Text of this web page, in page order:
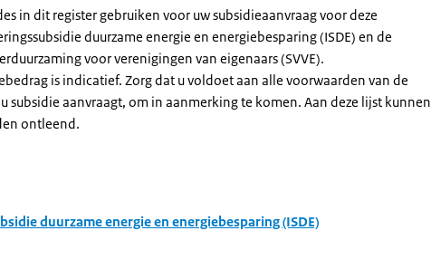
in dit register gebruiken voor uw subsidieaanvraag voor deze
duurzame energie en energiebesparing (ISDE) en de
voor verenigingen van eigenaars (SVVE).
is indicatief. Zorg dat u voldoet aan alle voorwaarden van de
subsidie aanvraagt, om in aanmerking te komen. Aan deze lijst kunnen
ontleend.
duurzame energie en energiebesparing (ISDE)